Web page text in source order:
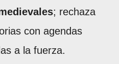
; rechaza
con agendas
a la fuerza.